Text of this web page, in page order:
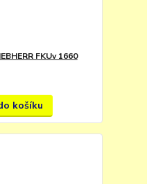
FKUv 1660
košíku